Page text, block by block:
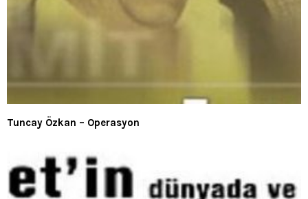
Tuncay Özkan – Operasyon